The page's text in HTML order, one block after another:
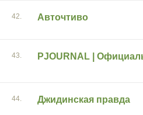
42. Авточтиво
43. PJOURNAL |
44. Джидинская правда